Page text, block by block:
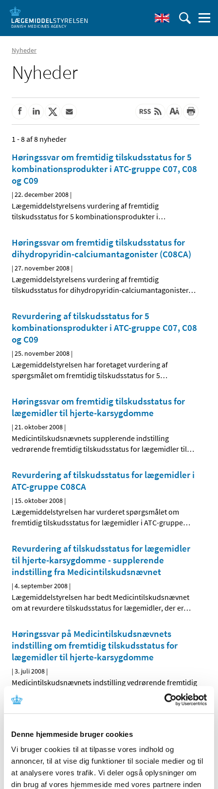
Denne hjemmeside bruger cookies
Vi bruger cookies til at tilpasse vores indhold og
annoncer, til at vise dig funktioner til sociale medier og til
at analysere vores trafik. Vi deler også oplysninger om
din brug af vores hjemmeside med vores partnere inden
Nyheder
Nyheder
1 - 8 af 8 nyheder
Høringssvar om fremtidig tilskudsstatus for 5
kombinationsprodukter i ATC-gruppe C07, C08
og C09
|22. december 2008 |
Lægemiddelstyrelsens vurdering af fremtidig
tilskudsstatus for 5 kombinationsprodukter i…
Høringssvar om fremtidig tilskudsstatus for
dihydropyridin-calciumantagonister (C08CA)
|27. november 2008 |
Lægemiddelstyrelsens vurdering af fremtidig
tilskudsstatus for dihydropyridin-calciumantagonister…
Revurdering af tilskudsstatus for 5
kombinationsprodukter i ATC-gruppe C07, C08
og C09
|25. november 2008 |
Lægemiddelstyrelsen har foretaget vurdering af
spørgsmålet om fremtidig tilskudsstatus for 5…
Høringssvar om fremtidig tilskudsstatus for
lægemidler til hjerte-karsygdomme
|21. oktober 2008 |
Medicintilskudsnævnets supplerende indstilling
vedrørende fremtidig tilskudsstatus for lægemidler til…
Revurdering af tilskudsstatus for lægemidler i
ATC-gruppe C08CA
| 15. oktober 2008 |
Lægemiddelstyrelsen har vurderet spørgsmålet om
fremtidig tilskudsstatus for lægemidler i ATC-gruppe…
Revurdering af tilskudsstatus for lægemidler
til hjerte-karsygdomme - supplerende
indstilling fra Medicintilskudsnævnet
|4. september 2008 |
Lægemiddelstyrelsen har bedt Medicintilskudsnævnet
om at revurdere tilskudsstatus for lægemidler, der er…
Høringssvar på Medicintilskudsnævnets
indstilling om fremtidig tilskudsstatus for
lægemidler til hjerte-karsygdomme
|3. juli 2008 |
Medicintilskudsnævnets indstilling vedrørende fremtidig
tilskudsstatus for lægemidler til hjerte-karsygdomme i…
til hjerte-karsygdomme i ATC-grupperne C02,
C03, C07, C08 og C09
30. januar 2008
Medicintilskudsnævnet har på Lægemiddelstyrelsens
foranledning revurderet tilskudsstatus for lægemidler,…